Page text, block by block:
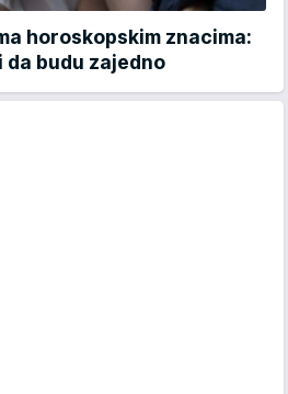
horoskopskim znacima:
da budu zajedno